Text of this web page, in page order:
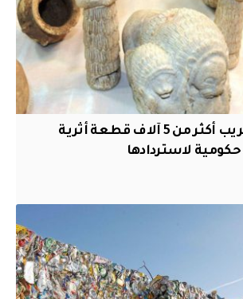
بعد 2003.. تهريب أكثر من 5 آلاف قطعة أثرية
لاستردادها